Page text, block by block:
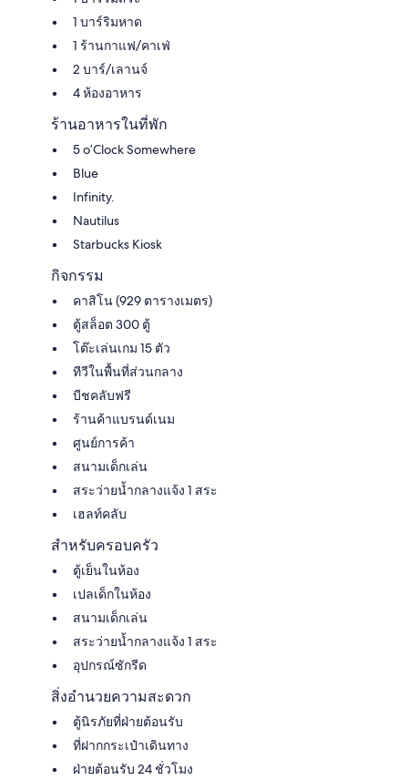
1 บาร์ริมหาด
1 ร้านกาแฟ/คาเฟ่
2 บาร์/เลานจ์
4 ห้องอาหาร
ร้านอาหารในที่พัก
5 o’Clock Somewhere
Blue
Infinity.
Nautilus
Starbucks Kiosk
กิจกรรม
คาสิโน (929 ตารางเมตร)
ตู้สล็อต 300 ตู้
โต๊ะเล่นเกม 15 ตัว
ทีวีในพื้นที่ส่วนกลาง
บีชคลับฟรี
ร้านค้าแบรนด์เนม
ศูนย์การค้า
สนามเด็กเล่น
สระว่ายน้ำกลางแจ้ง 1 สระ
เฮลท์คลับ
สำหรับครอบครัว
ตู้เย็นในห้อง
เปลเด็กในห้อง
สนามเด็กเล่น
สระว่ายน้ำกลางแจ้ง 1 สระ
อุปกรณ์ซักรีด
สิ่งอำนวยความสะดวก
ตู้นิรภัยที่ฝ่ายต้อนรับ
ที่ฝากกระเป๋าเดินทาง
ฝ่ายต้อนรับ 24 ชั่วโมง